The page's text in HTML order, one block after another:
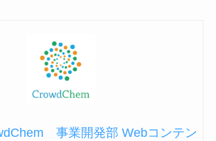
事業開発部 Webコンテン